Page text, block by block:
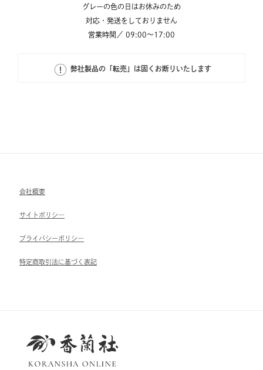
グレーの色の日はお休みのため
対応・発送をしておりません
営業時間／ 09:00～17:00
弊社製品の「転売」は固くお断りいたします
会社概要
サイトポリシ―
ブライパシーポリシ―
特定商取引法に基づく表記